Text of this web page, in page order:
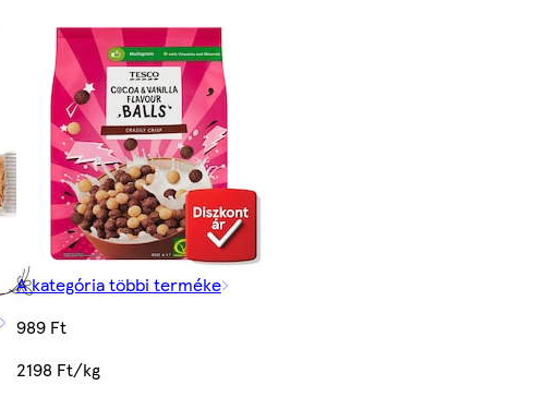
A kategória többi terméke
989 Ft
2198 Ft/kg